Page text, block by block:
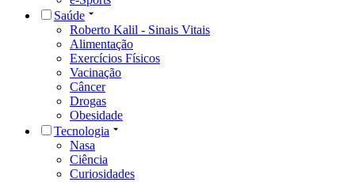
Saúde
Roberto Kalil - Sinais Vitais
Alimentação
Exercícios Físicos
Vacinação
Câncer
Drogas
Obesidade
Tecnologia
Nasa
Ciência
Curiosidades